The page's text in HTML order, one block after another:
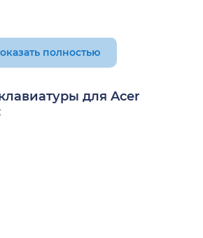
полностью
для Acer